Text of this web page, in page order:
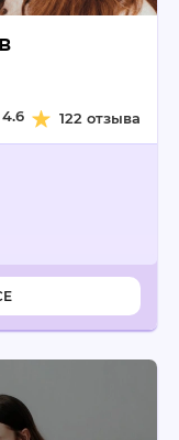
4.6 122 отзыва